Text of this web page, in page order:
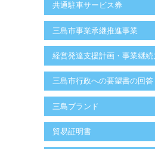
共通駐車サービス券
三島市事業承継推進事業
経営発達支援計画・事業継
三島市行政への要望書の回答
三島ブランド
貿易証明書